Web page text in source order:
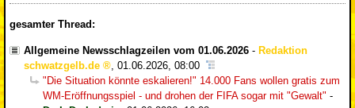
gesamter Thread:
Allgemeine Newsschlagzeilen vom 01.06.2026 - Redaktion
schwatzgelb.de
, 01.06.2026, 08:00
"Die Situation könnte eskalieren!" 14.000 Fans wollen gratis zum
WM-Eröffnungsspiel - und drohen der FIFA sogar mit "Gewalt" -